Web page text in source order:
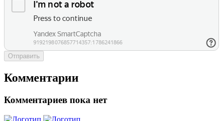
Отправить
Комментарии
Комментариев пока нет